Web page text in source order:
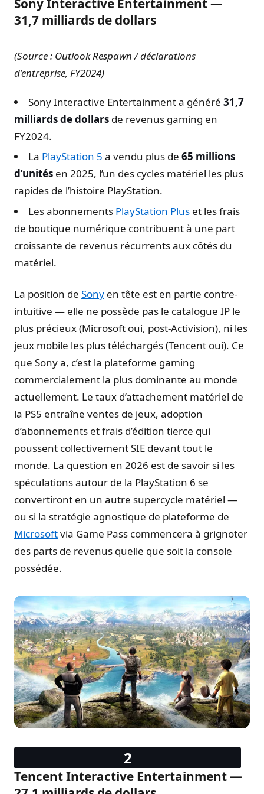
Sony Interactive Entertainment —
31,7 milliards de dollars
(Source : Outlook Respawn / déclarations
d’entreprise, FY2024)
Sony Interactive Entertainment a généré 31,7
milliards de dollars de revenus gaming en
FY2024.
La PlayStation 5 a vendu plus de 65 millions
d’unités en 2025, l’un des cycles matériel les plus
rapides de l’histoire PlayStation.
Les abonnements PlayStation Plus et les frais
de boutique numérique contribuent à une part
croissante de revenus récurrents aux côtés du
matériel.
La position de Sony en tête est en partie contre-
intuitive — elle ne possède pas le catalogue IP le
plus précieux (Microsoft oui, post-Activision), ni les
jeux mobile les plus téléchargés (Tencent oui). Ce
que Sony a, c’est la plateforme gaming
commercialement la plus dominante au monde
actuellement. Le taux d’attachement matériel de
la PS5 entraîne ventes de jeux, adoption
d’abonnements et frais d’édition tierce qui
poussent collectivement SIE devant tout le
monde. La question en 2026 est de savoir si les
spéculations autour de la PlayStation 6 se
convertiront en un autre supercycle matériel —
ou si la stratégie agnostique de plateforme de
Microsoftvia Game Pass commencera à grignoter
des parts de revenus quelle que soit la console
possédée.
Tencent Interactive Entertainment —